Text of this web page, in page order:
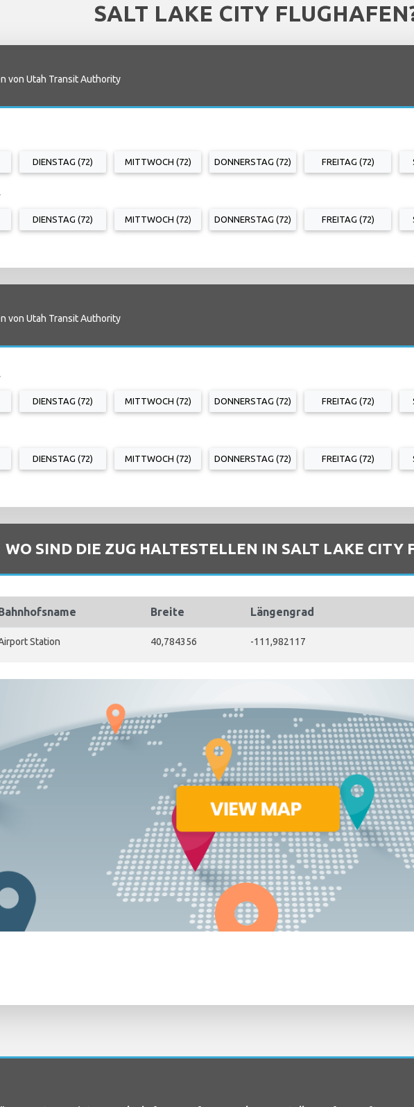
SALT LAKE CITY
von Utah Transit Authority
DIENSTAG (72) MITTWOCH (72) DONNERSTAG (72) FREITAG (72)
DIENSTAG (72) MITTWOCH (72) DONNERSTAG (72) FREITAG (72)
von Utah Transit Authority
DIENSTAG (72) MITTWOCH (72) DONNERSTAG (72) FREITAG (72)
DIENSTAG (72) MITTWOCH (72) DONNERSTAG (72) FREITAG (72)
WO SIND DIE ZUG HALTESTELLEN IN SALT LAKE CITY
Breite Längengrad
Station 40,784356 -111,982117